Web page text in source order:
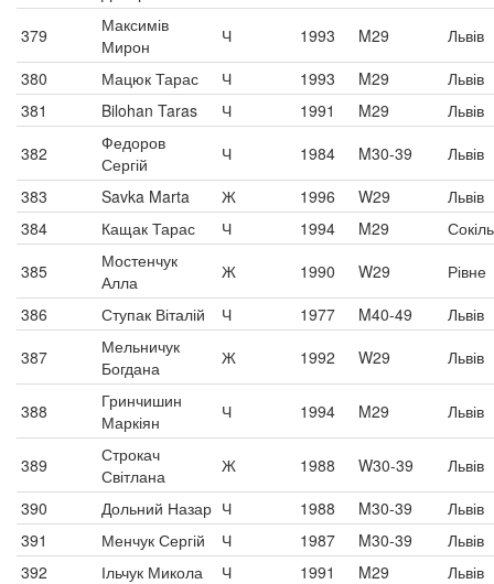
379
Максимів
Мирон
Ч 1993 M29
Львів
380
Мацюк Тарас Ч 1993 M29
Львів
381
Bilohan Taras Ч 1991 M29
Львів
382
Федоров
Сергій
Ч 1984 M30-39
Львів
383
Savka Marta Ж 1996 W29
Львів
384
Кащак Тарас Ч 1994 M29
385
Мостенчук
Алла
Ж 1990 W29
Рівне
386
Ступак Віталій Ч 1977 M40-49
Львів
387
Мельничук
Богдана
Ж 1992 W29 Львів
388
Гринчишин
Маркіян
Ч 1994 M29 Львів
389
Строкач
Світлана
Ж 1988 W30-39
Львів
390
Дольний Назар Ч 1988 M30-39
Львів
391
Менчук Сергій Ч 1987 M30-39
Львів
392
Ільчук Микола Ч 1991 M29
Львів